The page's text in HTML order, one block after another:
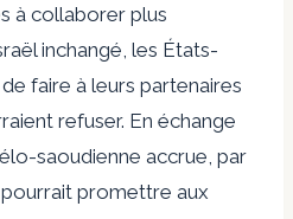
à collaborer plus
inchangé, les États-
faire à leurs partenaires
refuser. En échange
saoudienne accrue, par
promettre aux